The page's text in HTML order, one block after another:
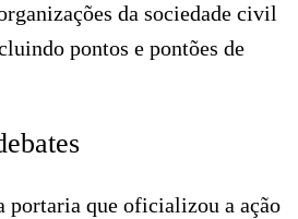
da sociedade civil
pontos e pontões de
portaria que oficializou a ação